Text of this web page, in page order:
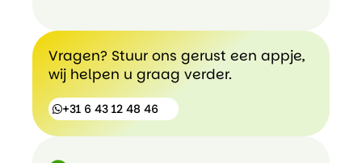
reviews
Vragen? Stuur ons gerust een appje,
wij helpen u graag verder.
+31 6 43 12 48 46